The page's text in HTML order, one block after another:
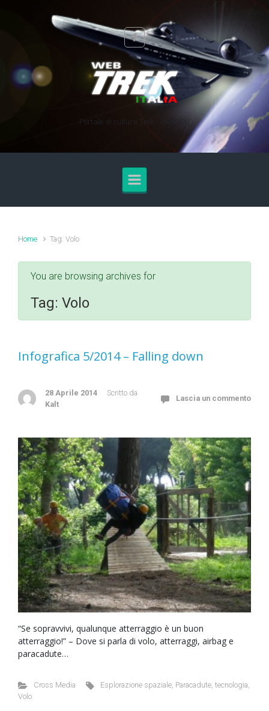
Skip to main content
Portale di cultura Trek - Anno XXI
Home Tag: Volo
You are browsing archives for
Tag: Volo
Infografica 5/2014 – Falling down
28 Aprile 2014
Scritto da
Kalt
Lascia un commento
“Se sopravvivi, qualunque atterraggio è un buon
atterraggio!” – Dove si parla di volo, atterraggi, airbag e
paracadute…
Cross Media Esplorazione spaziale, Paracadute,tecnologia,
Volo